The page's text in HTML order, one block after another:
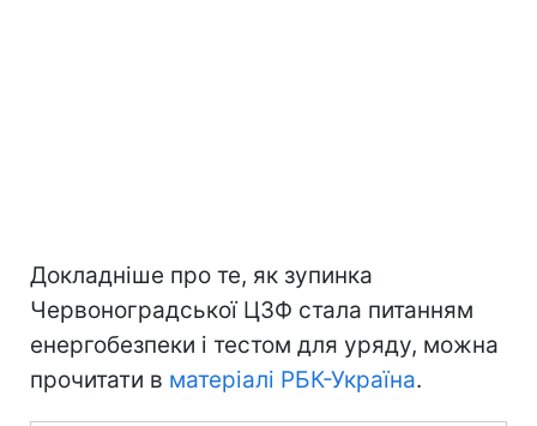
Докладніше про те, як зупинка
Червоноградської ЦЗФ стала питанням
енергобезпеки і тестом для уряду, можна
прочитати в матеріалі РБК-Україна.